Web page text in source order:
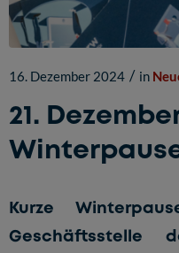
21.
16. Dezember 2024 / in
Kurze
Geschäftsstelle